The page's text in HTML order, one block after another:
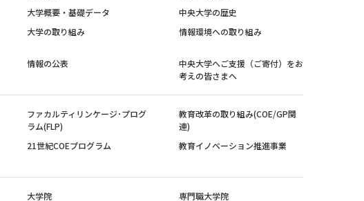
大学概要・基礎データ
中央大学の歴史
大学の取り組み 情報環境への取り組み
情報の公表
中央大学へご支援（ご寄付）をお
考えの皆さまへ
ファカルティリンケージ･プログ
ラム(FLP)
教育改革の取り組み(COE/GP関
連)
21世紀COEプログラム 教育イノベーション推進事業
大学院
専門職大学院